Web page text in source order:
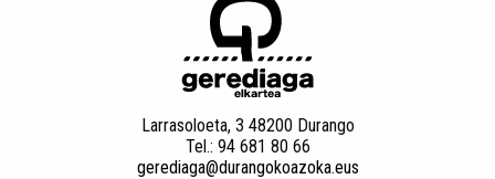
Larrasoloeta, 3 48200 Durango
Tel.: 94 681 80 66
gerediaga@durangokoazoka.eus